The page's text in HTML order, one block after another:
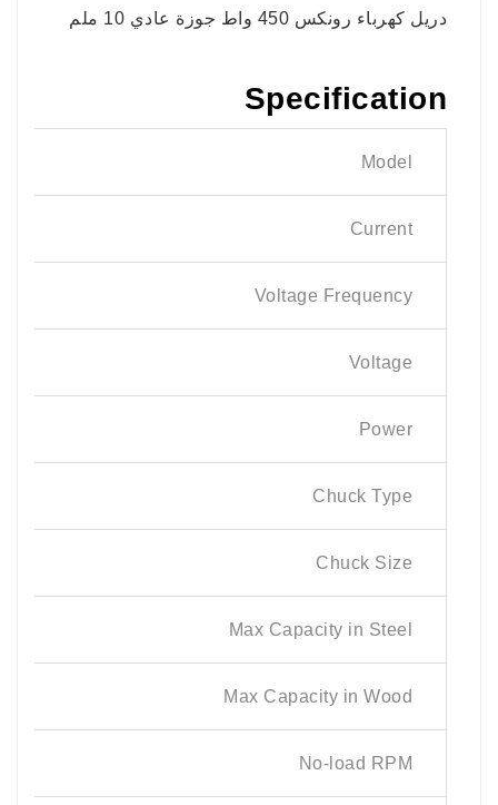
دريل كهرباء رونكس 450 واط جوزة عادي 10 ملم
Specification
Model
Current
Voltage Frequency
Voltage
Power
Chuck Type
Chuck Size
Max Capacity in Steel
Max Capacity in Wood
No-load RPM